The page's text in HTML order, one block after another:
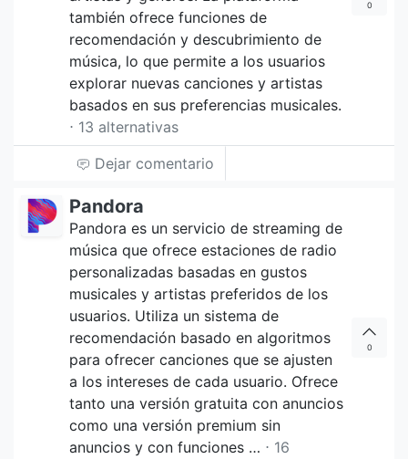
también ofrece funciones de
recomendación y descubrimiento de
música, lo que permite a los usuarios
explorar nuevas canciones y artistas
basados en sus preferencias musicales.
⋅ 13 alternativas
0
Dejar comentario
Pandora
Pandora es un servicio de streaming de
música que ofrece estaciones de radio
personalizadas basadas en gustos
musicales y artistas preferidos de los
usuarios. Utiliza un sistema de
recomendación basado en algoritmos
para ofrecer canciones que se ajusten
a los intereses de cada usuario. Ofrece
tanto una versión gratuita con anuncios
como una versión premium sin
anuncios y con funciones … ⋅ 16
0